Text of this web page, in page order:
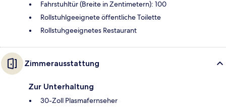
Fahrstuhltür (Breite in Zentimetern): 100
Rollstuhlgeeignete öffentliche Toilette
Rollstuhgeeignetes Restaurant
Zimmerausstattung
Zur Unterhaltung
30-Zoll Plasmafernseher